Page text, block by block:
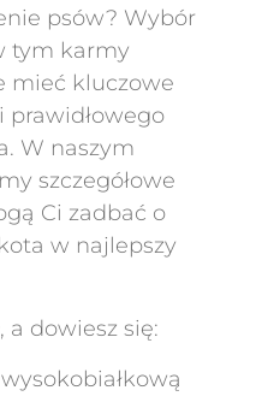
psów? Wybór
tym karmy
mieć kluczowe
prawidłowego
W naszym
szczegółowe
Ci zadbać o
w najlepszy
a dowiesz się: